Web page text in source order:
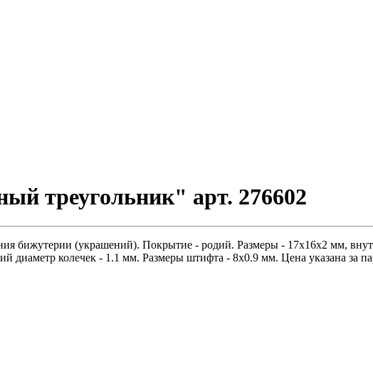
треугольник" арт. 276602
бижутерии (украшений). Покрытие - родий. Размеры - 17х16х2 мм,
диаметр колечек - 1.1 мм. Размеры штифта - 8х0.9 мм. Цена указана за